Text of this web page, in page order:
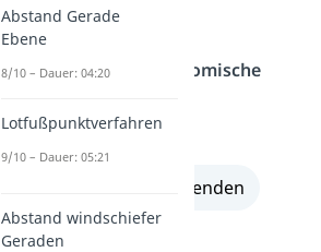
also 3 ⋅ 3 = 9.
Setze alles in die binomische
(x + 3)² = x² + 6x + 9
alle Lösungen einblenden
Abstand Gerade
Ebene
8/10 – Dauer: 04:20
Lotfußpunktverfahren
9/10 – Dauer: 05:21
Abstand windschiefer
Geraden